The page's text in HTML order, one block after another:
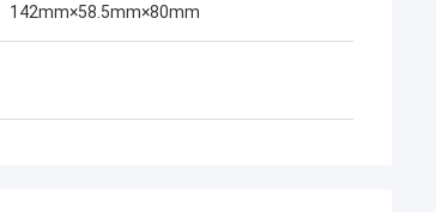
142mm×58.5mm×80mm